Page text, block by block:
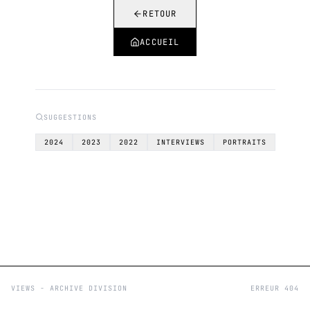
RETOUR
ACCUEIL
SUGGESTIONS
2024 2023 2022 INTERVIEWS PORTRAITS
VIEWS - ARCHIVE DIVISION ERREUR 404